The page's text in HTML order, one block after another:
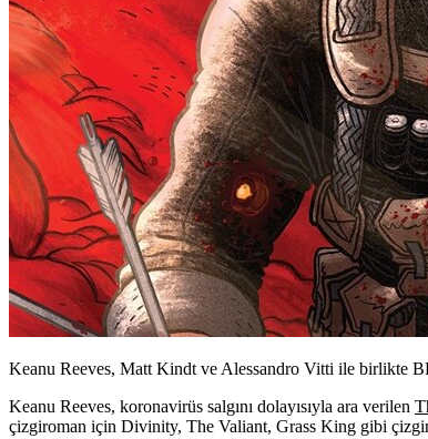
Keanu Reeves, Matt Kindt ve Alessandro Vitti ile birlikte
Keanu Reeves, koronavirüs salgını dolayısıyla ara verilen
çizgiroman için Divinity, The Valiant, Grass King gibi